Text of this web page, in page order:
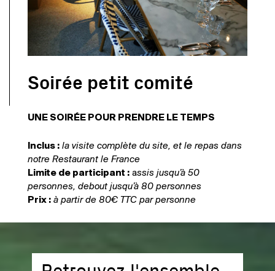
Soirée petit comité
UNE SOIRÉE POUR PRENDRE LE TEMPS
Inclus : la visite complète du site, et le repas dans
notre Restaurant le France
Limite de participant : assis jusqu’à 50
personnes, debout jusqu’à 80 personnes
Prix : à partir de 80€ TTC par personne